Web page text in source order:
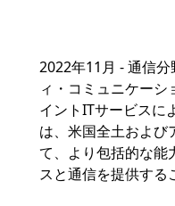
2022年11月 - 通信
ィ・コミュニケー
イントITサービスに
は、米国全土および
て、より包括的な能
スと通信を提供する